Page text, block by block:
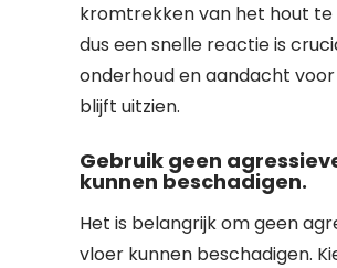
kromtrekken van het hout te
dus een snelle reactie is
onderhoud en aandacht
blijft uitzien.
Gebruik geen
kunnen beschadigen.
Het is belangrijk om geen
vloer kunnen beschadigen.